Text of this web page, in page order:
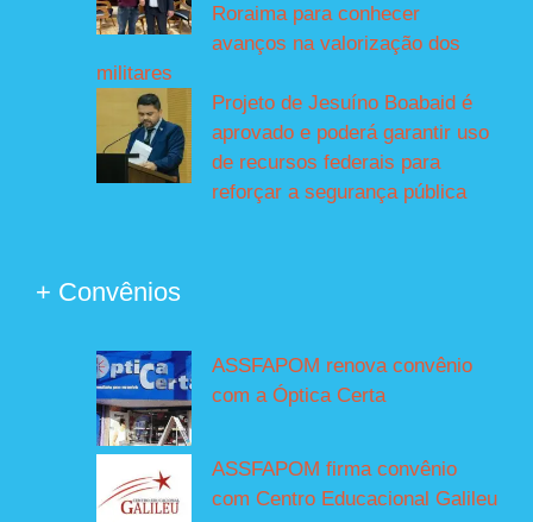
Roraima para conhecer
avanços na valorização dos
militares
Projeto de Jesuíno Boabaid é
aprovado e poderá garantir uso
de recursos federais para
reforçar a segurança pública
+ Convênios
ASSFAPOM renova convênio
com a Óptica Certa
ASSFAPOM firma convênio
com Centro Educacional Galileu